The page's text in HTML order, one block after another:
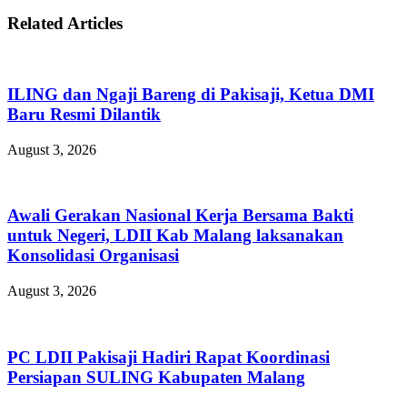
Related Articles
ILING dan Ngaji Bareng di Pakisaji, Ketua DMI
Baru Resmi Dilantik
August 3, 2026
Awali Gerakan Nasional Kerja Bersama Bakti
untuk Negeri, LDII Kab Malang laksanakan
Konsolidasi Organisasi
August 3, 2026
PC LDII Pakisaji Hadiri Rapat Koordinasi
Persiapan SULING Kabupaten Malang